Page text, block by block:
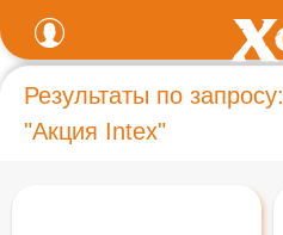
Результаты по запросу:
"Акция Intex"